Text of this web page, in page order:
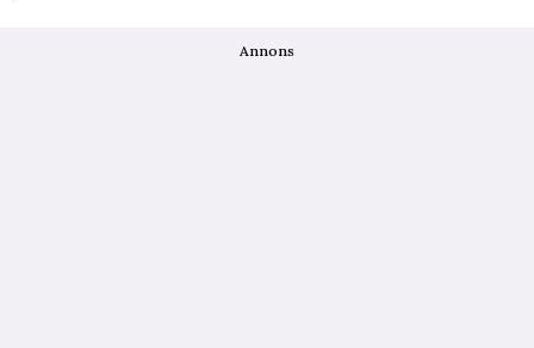
Annons